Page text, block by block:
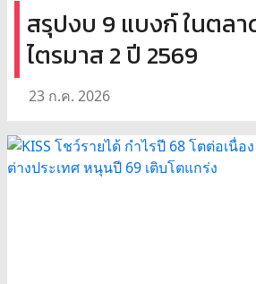
สรุปงบ 9 แบงก์ ในตล
ไตรมาส 2 ปี 2569
23 ก.ค. 2026